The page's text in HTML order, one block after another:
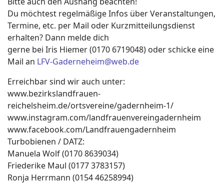
Du möchtest regelmäßige Infos über Veranstaltungen,
Termine, etc. per Mail oder Kurzmitteilungsdienst
erhalten? Dann melde dich
gerne bei Iris Hiemer (0170 6719048) oder schicke eine
Mail an LFV-Gaderneheim@web.de
Erreichbar sind wir auch unter:
www.bezirkslandfrauen-
reichelsheim.de/ortsvereine/gadernheim-1/
www.instagram.com/landfrauenvereingadernheim
www.facebook.com/Landfrauengadernheim
Turbobienen / DATZ:
Manuela Wolf (0170 8639034)
Friederike Maul (0177 3783157)
Ronja Herrmann (0154 46258994)